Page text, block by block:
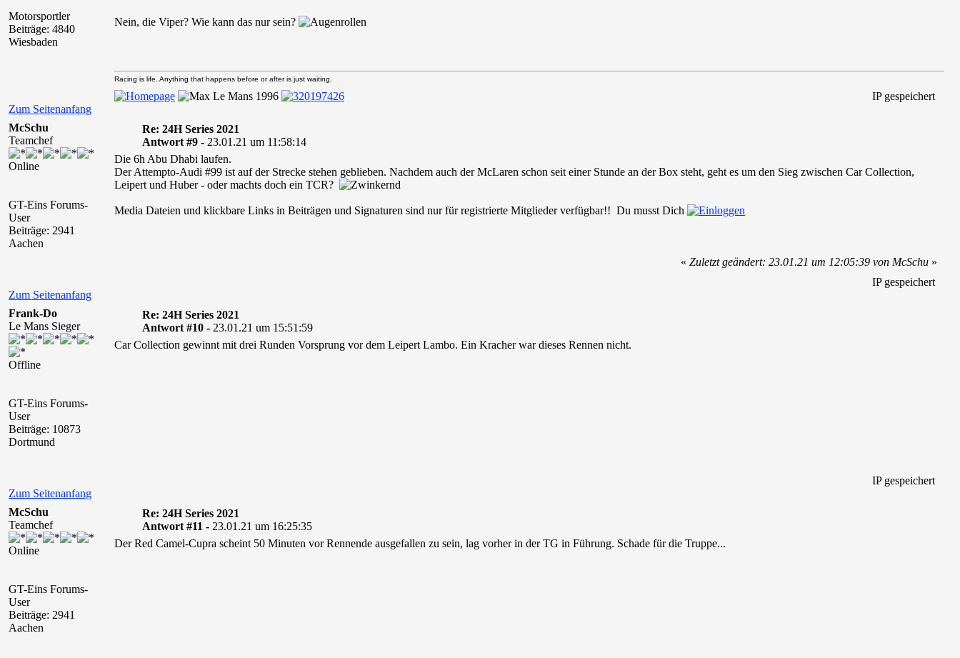
Motorsportler
Beiträge: 4840
Wiesbaden
Nein, die Viper? Wie kann das nur sein?
Zum Seitenanfang
Racing is life. Anything that happens before or after is just waiting.
IP gespeichert
McSchu
Teamchef
Online
GT-Eins Forums-
User
Beiträge: 2941
Aachen
Re: 24H Series 2021
Antwort #9 - 23.01.21 um 11:58:14
Die 6h Abu Dhabi laufen.
Der Attempto-Audi #99 ist auf der Strecke stehen geblieben. Nachdem auch der McLaren schon seit einer Stunde an der Box steht, geht es um den Sieg zwischen Car Collection,
Leipert und Huber - oder machts doch ein TCR?
Media Dateien und klickbare Links in Beiträgen und Signaturen sind nur für registrierte Mitglieder verfügbar!! Du musst Dich
Zum Seitenanfang
«Zuletzt geändert: 23.01.21 um 12:05:39 von McSchu »
IP gespeichert
Frank-Do
Le Mans Sieger
Offline
GT-Eins Forums-
User
Beiträge: 10873
Dortmund
Re: 24H Series 2021
Antwort #10 - 23.01.21 um 15:51:59
Car Collection gewinnt mit drei Runden Vorsprung vor dem Leipert Lambo. Ein Kracher war dieses Rennen nicht.
Zum Seitenanfang
IP gespeichert
McSchu
Teamchef
Online
GT-Eins Forums-
User
Beiträge: 2941
Aachen
Re: 24H Series 2021
Antwort #11 - 23.01.21 um 16:25:35
Der Red Camel-Cupra scheint 50 Minuten vor Rennende ausgefallen zu sein, lag vorher in der TG in Führung. Schade für die Truppe...